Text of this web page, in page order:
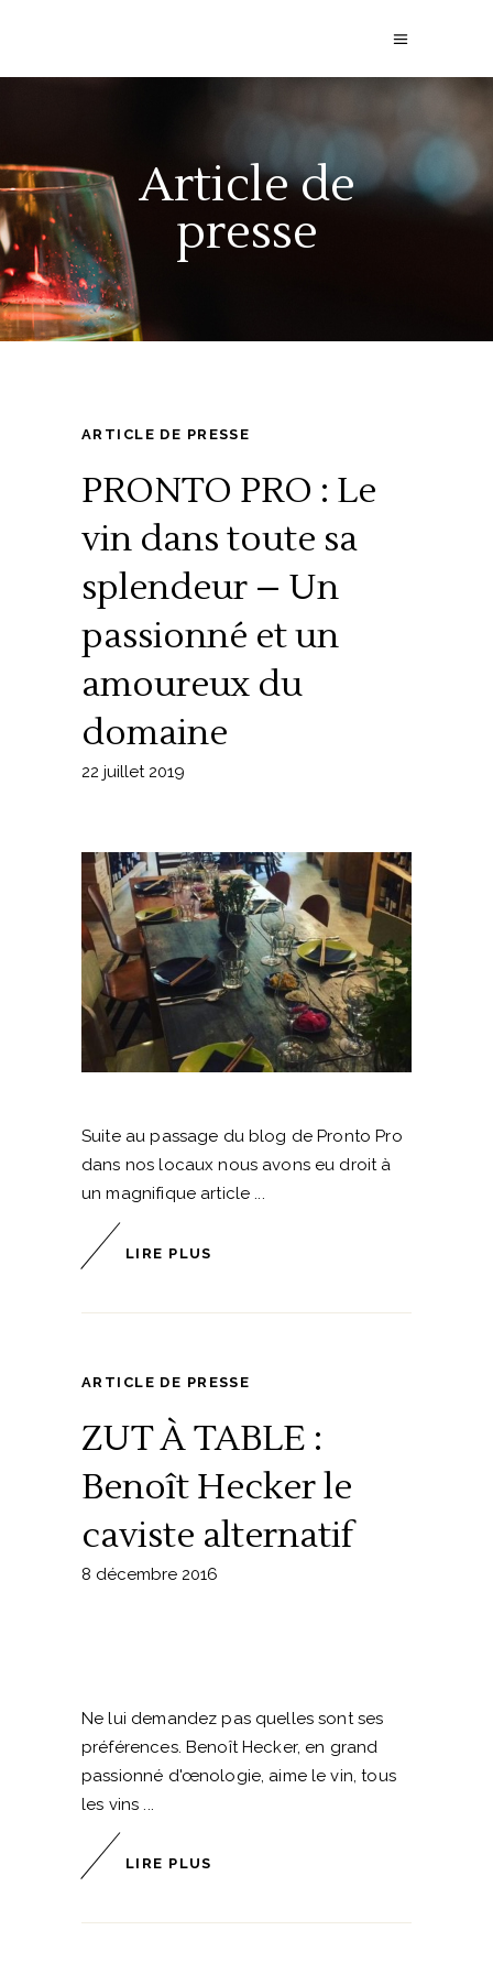
Article de
presse
ARTICLE DE PRESSE
PRONTO PRO : Le
vin dans toute sa
splendeur – Un
passionné et un
amoureux du
domaine
22 juillet 2019
Suite au passage du blog de Pronto Pro
dans nos locaux nous avons eu droit à
un magnifique article
LIRE PLUS
ARTICLE DE PRESSE
ZUT À TABLE :
Benoît Hecker le
caviste alternatif
8 décembre 2016
Ne lui demandez pas quelles sont ses
préférences. Benoît Hecker, en grand
passionné d'œnologie, aime le vin, tous
les vins
LIRE PLUS